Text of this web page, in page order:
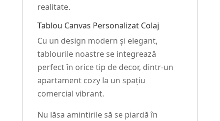
realitate.
Tablou Canvas Personalizat Colaj
Cu un design modern și elegant,
tablourile noastre se integrează
perfect în orice tip de decor, dintr-un
apartament cozy la un spațiu
comercial vibrant.
Nu lăsa amintirile să se piardă în